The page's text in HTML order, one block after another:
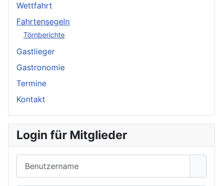
Wettfahrt
Fahrtensegeln
Törnberichte
Gastlieger
Gastronomie
Termine
Kontakt
Login für Mitglieder